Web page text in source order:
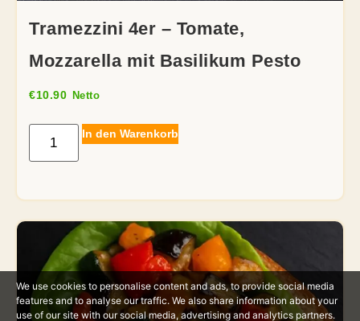
Tramezzini 4er – Tomate,
Mozzarella mit Basilikum Pesto
€10.90 Netto
In den Warenkorb
We use cookies to personalise content and ads, to provide social media
features and to analyse our traffic. We also share information about your
use of our site with our social media, advertising and analytics partners.